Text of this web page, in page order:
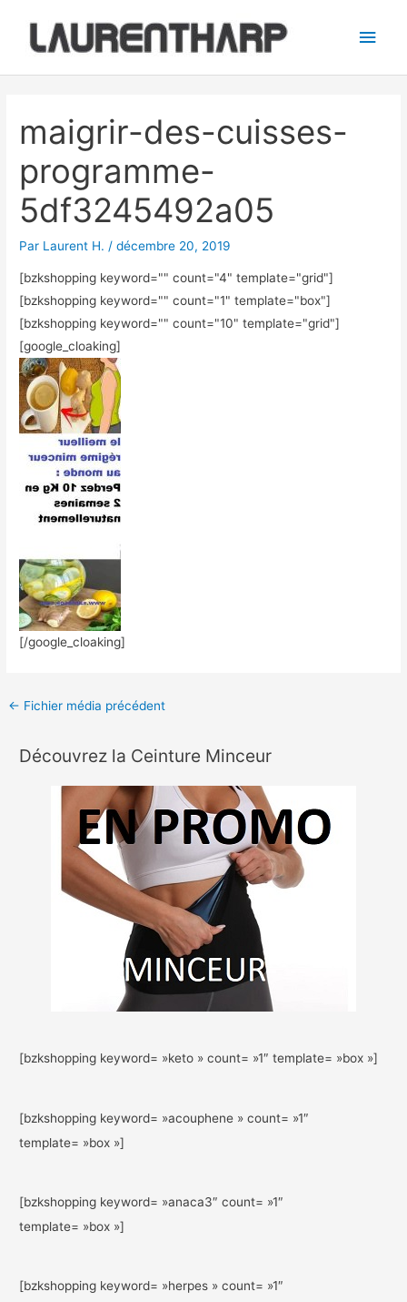
contenu
maigrir-des-cuisses-
programme-
5df3245492a05
Par Laurent H. /décembre 20, 2019
[bzkshopping keyword="" count="4" template="grid"]
[bzkshopping keyword="" count="1" template="box"]
[bzkshopping keyword="" count="10" template="grid"]
[google_cloaking]
[/google_cloaking]
articles
← Fichier média précédent
Découvrez la Ceinture Minceur
[bzkshopping keyword= »keto » count= »1″ template= »box »]
[bzkshopping keyword= »acouphene » count= »1″
template= »box »]
[bzkshopping keyword= »anaca3″ count= »1″
template= »box »]
[bzkshopping keyword= »herpes » count= »1″